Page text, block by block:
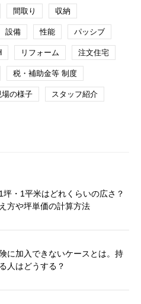
間取り 収納
設備 性能 パッシブ
リフォーム 注文住宅
税・補助金等 制度
の様子 スタッフ紹介
坪・1平米はどれくらいの広さ？
方や坪単価の計算方法
に加入できないケースとは。持
人はどうする？